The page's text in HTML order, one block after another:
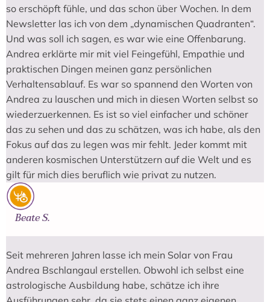
so erschöpft fühle, und das schon über Wochen. In dem
Newsletter las ich von dem „dynamischen Quadranten“.
Und was soll ich sagen, es war wie eine Offenbarung.
Andrea erklärte mir mit viel Feingefühl, Empathie und
praktischen Dingen meinen ganz persönlichen
Verhaltensablauf. Es war so spannend den Worten von
Andrea zu lauschen und mich in diesen Worten selbst so
wiederzuerkennen. Es ist so viel einfacher und schöner
das zu sehen und das zu schätzen, was ich habe, als den
Fokus auf das zu legen was mir fehlt. Jeder kommt mit
anderen kosmischen Unterstützern auf die Welt und es
gilt für mich dies beruflich wie privat zu nutzen.
Beate S.
Seit mehreren Jahren lasse ich mein Solar von Frau
Andrea Bschlangaul erstellen. Obwohl ich selbst eine
astrologische Ausbildung habe, schätze ich ihre